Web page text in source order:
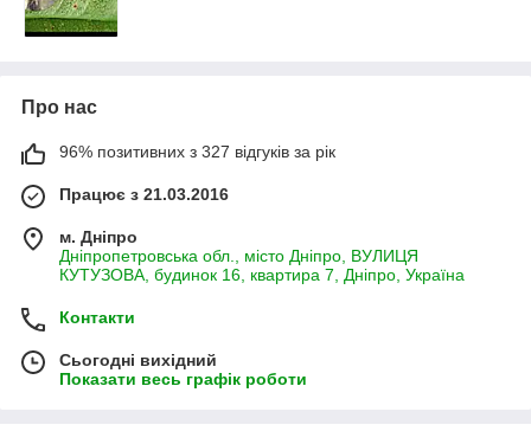
Про нас
96% позитивних з 327 відгуків за рік
Працює з 21.03.2016
м. Дніпро
Дніпропетровська обл., місто Дніпро, ВУЛИЦЯ
КУТУЗОВА, будинок 16, квартира 7, Дніпро, Україна
Контакти
Сьогодні вихідний
Показати весь графік роботи